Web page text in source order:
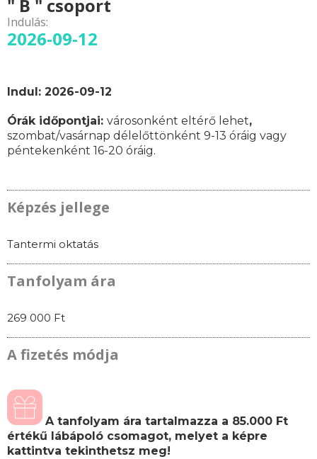
" B " csoport
Indulás:
2026-09-12
Indul: 2026-09-12
Órák időpontjai: városonként eltérő lehet,
szombat/vasárnap délelőttönként 9-13 óráig vagy
péntekenként 16-20 óráig.
Képzés jellege
Tantermi oktatás
Tanfolyam ára
269 000 Ft
A fizetés módja
A tanfolyam ára tartalmazza a 85.000 Ft
értékű lábápoló csomagot, melyet a képre
kattintva tekinthetsz meg!